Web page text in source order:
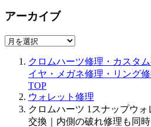
アーカイブ
ア
クロムハーツ修理・カスタ
イヤ・メガネ修理・リング
TOP
ウォレット修理
クロムハーツ 1スナップウ
交換｜内側の破れ修理も同